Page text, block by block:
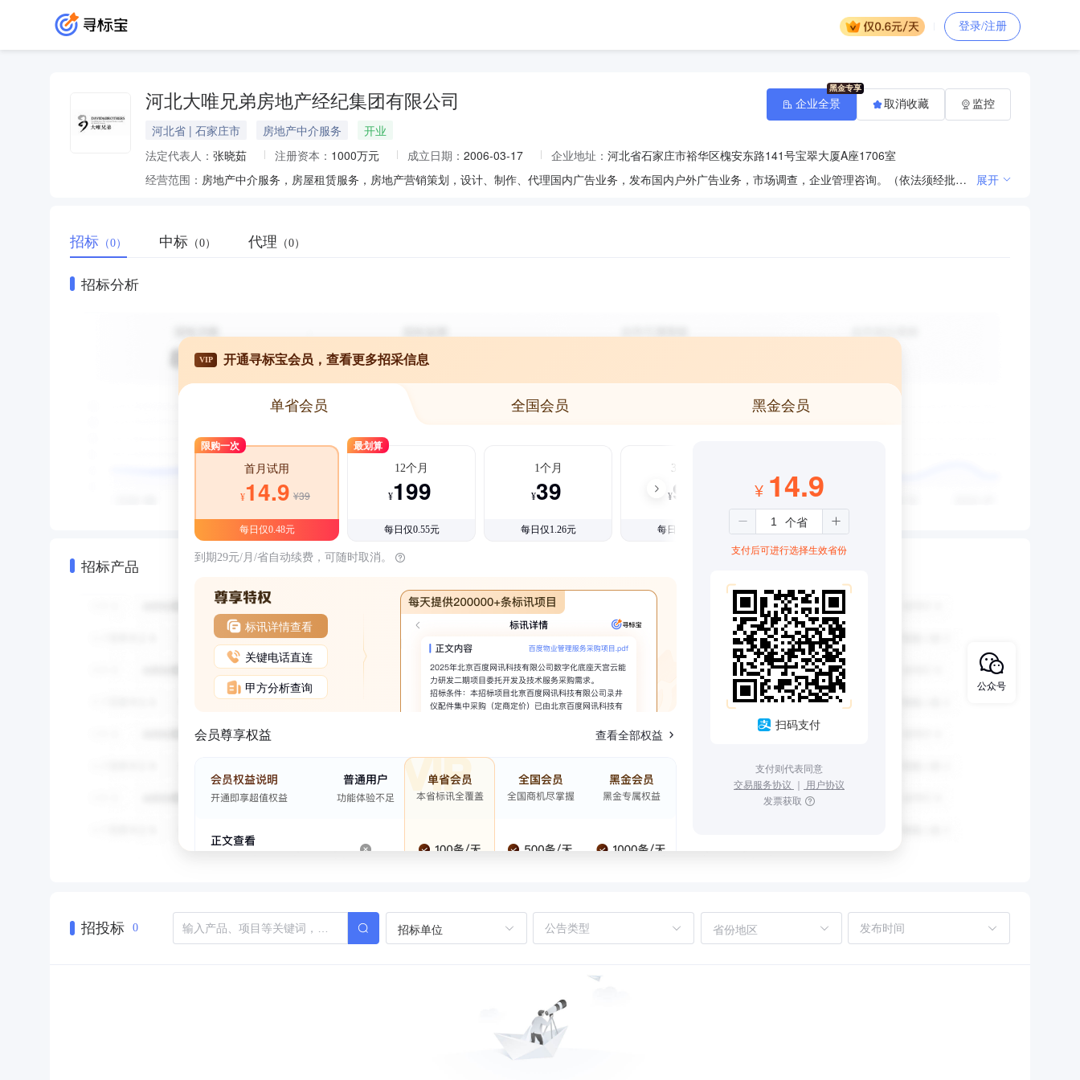
登录/注册
河北大唯兄弟房地产经纪集团有限公司
河北省 | 石家庄市 房地产中介服务
开业
法定代表人： 张晓茹 注册资本： 1000万元 成立日期： 2006-03-17 企业地址： 河北省石家庄市裕华区槐安东路141号宝翠大厦A座1706室
经营范围：
房地产中介服务，房屋租赁服务，房地产营销策划，设计、制作、代理国内广告业务，发布国内户外广告业务，市场调查，企业管理咨询。（依法须经批准的项目，经相关部门批准后方可开展经营活动） 展开
企业全景 取消收藏 监控
招标 （0） 中标 （0） 代理 （0）
招标分析
招标产品
VIP 开通寻标宝会员，查看更多招采信息
单省会员 全国会员 黑金会员
限购一次
首月试用
¥14.9 ¥39
每日仅0.48元
最划算
12个月
¥199
每日仅0.55元
1个月
¥39
每日仅1.26元
3个月
¥99
每日仅1.08元
到期29元/月/省自动续费，可随时取消。
标讯详情查看
关键电话直连
甲方分析查询
会员尊享权益 查看全部权益
¥ 14.9
支付后可进行选择生效省份
扫码支付
支付则代表同意
交易服务协议 ｜ 用户协议
发票获取
招投标 0 招标单位 省份地区
公众号